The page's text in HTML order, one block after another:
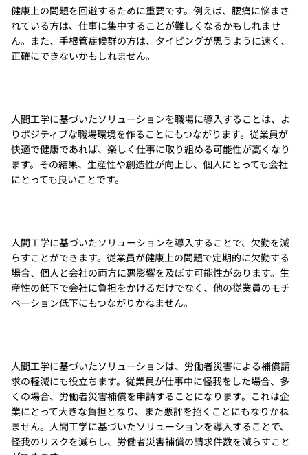
健康上の問題を回避するために重要です。例えば、腰痛に悩まさ
れている方は、仕事に集中することが難しくなるかもしれませ
ん。また、手根管症候群の方は、タイピングが思うように速く、
正確にできないかもしれません。
人間工学に基づいたソリューションを職場に導入することは、よ
りポジティブな職場環境を作ることにもつながります。従業員が
快適で健康であれば、楽しく仕事に取り組める可能性が高くなり
ます。その結果、生産性や創造性が向上し、個人にとっても会社
にとっても良いことです。
人間工学に基づいたソリューションを導入することで、欠勤を減
らすことができます。従業員が健康上の問題で定期的に欠勤する
場合、個人と会社の両方に悪影響を及ぼす可能性があります。生
産性の低下で会社に負担をかけるだけでなく、他の従業員のモチ
ベーション低下にもつながりかねません。
人間工学に基づいたソリューションは、労働者災害による補償請
求の軽減にも役立ちます。従業員が仕事中に怪我をした場合、多
くの場合、労働者災害補償を申請することになります。これは企
業にとって大きな負担となり、また悪評を招くことにもなりかね
ません。人間工学に基づいたソリューションを導入することで、
怪我のリスクを減らし、労働者災害補償の請求件数を減らすこと